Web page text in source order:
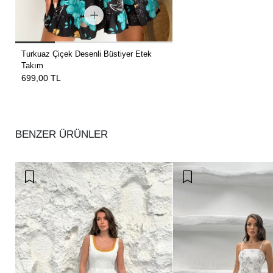
Turkuaz Çiçek Desenli Büstiyer Etek
Takım
699,00 TL
BENZER ÜRÜNLER